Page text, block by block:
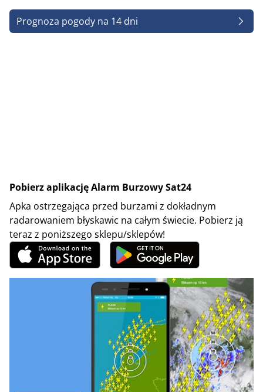
Prognoza pogody na 14 dni
Pobierz aplikację Alarm Burzowy Sat24
Apka ostrzegająca przed burzami z dokładnym
radarowaniem błyskawic na całym świecie. Pobierz ją
teraz z poniższego sklepu/sklepów!